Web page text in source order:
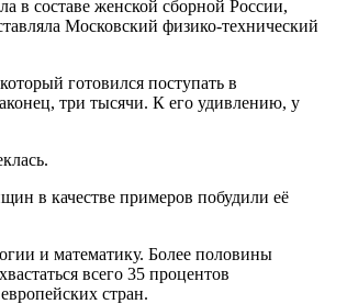
в составе женской сборной России,
Московский физико-технический
готовился поступать в
три тысячи. К его удивлению, у
в качестве примеров побудили её
и математику. Более половины
всего 35 процентов
стран.